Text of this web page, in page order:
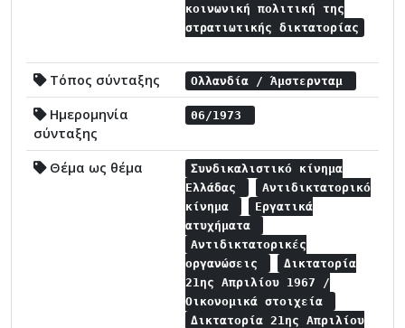
κοινωνική πολιτική της
στρατιωτικής δικτατορίας
Τόπος σύνταξης Ολλανδία / Άμστερνταμ
Ημερομηνία
σύνταξης
06/1973
Θέμα ως θέμα
Συνδικαλιστικό κίνημα
Ελλάδας
Αντιδικτατορικό
κίνημα
Εργατικά
ατυχήματα
Αντιδικτατορικές
οργανώσεις
Δικτατορία
21ης Απριλίου 1967 /
Οικονομικά στοιχεία
Δικτατορία 21ης Απριλίου